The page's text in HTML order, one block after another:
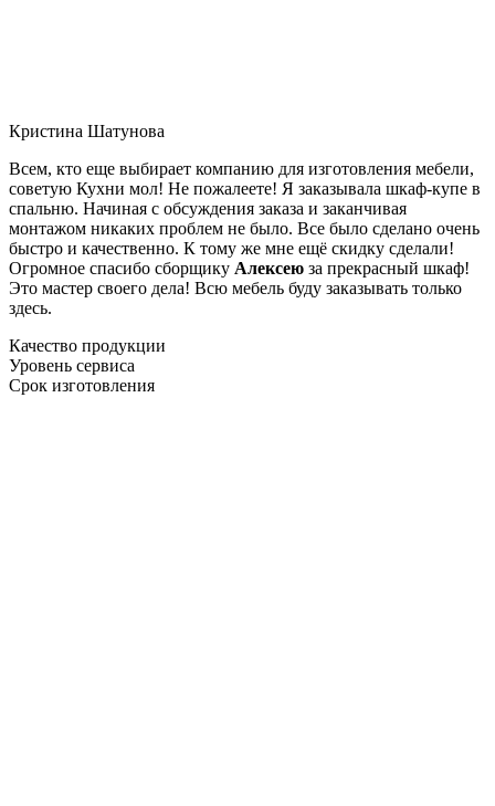
Кристина Шатунова
Всем, кто еще выбирает компанию для изготовления мебели,
советую Кухни мол! Не пожалеете! Я заказывала шкаф-купе в
спальню. Начиная с обсуждения заказа и заканчивая
монтажом никаких проблем не было. Все было сделано очень
быстро и качественно. К тому же мне ещё скидку сделали!
Огромное спасибо сборщику Алексею за прекрасный шкаф!
Это мастер своего дела! Всю мебель буду заказывать только
здесь.
Качество продукции
Уровень сервиса
Срок изготовления